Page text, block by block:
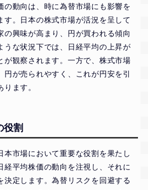
の動向は、時に為替市場にも影響を
す。日本の株式市場が活況を呈して
の興味が高まり、円が買われる傾向
うな状況下では、日経平均の上昇が
が観察されます。一方で、株式市場
円が売られやすく、これが円安を引
ます。
役割
本市場において重要な役割を果たし
経平均株価の動向を注視し、それに
決定します。為替リスクを回避する